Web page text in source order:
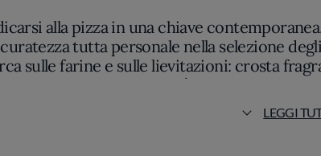
alla pizza in una chiave
tutta personale nella selezione
sulle farine e sulle lievitazioni: crosta
il palato. Si percepisce, già al taglio, un
aromatiche, tanto nel semplice profumo
LEGGI